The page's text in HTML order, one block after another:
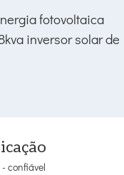
confiável